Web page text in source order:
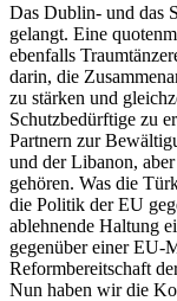
Das Dublin- und das
gelangt. Eine
ebenfalls
darin, die
zu stärken und
Schutzbedürftige zu
Partnern zur
und der Libanon,
gehören. Was die
die Politik der EU
ablehnende Haltung
gegenüber einer EU-
Reformbereitschaft
Nun haben wir die